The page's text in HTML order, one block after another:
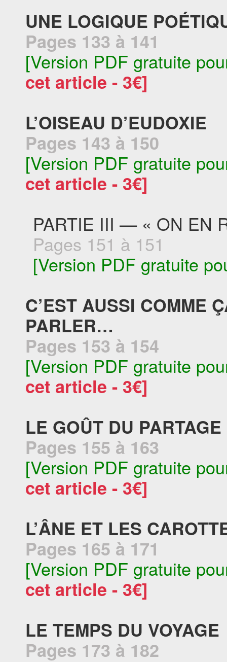
UNE LOGIQUE
Pages 133 à 141
[Version PDF gratuite
cet article - 3€]
L’OISEAU D’EUDOXIE
Pages 143 à 150
[Version PDF gratuite
cet article - 3€]
PARTIE III — « ON EN
Pages 151 à 151
[Version PDF gratuite
C’EST AUSSI COMME
PARLER…
Pages 153 à 154
[Version PDF gratuite
cet article - 3€]
LE GOÛT DU PARTAGE
Pages 155 à 163
[Version PDF gratuite
cet article - 3€]
L’ÂNE ET LES
Pages 165 à 171
[Version PDF gratuite
cet article - 3€]
LE TEMPS DU VOYAGE
Pages 173 à 182